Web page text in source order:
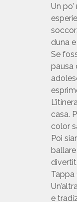
Un
duna e
Se
pausa
casa.
color
Poi
Tappa
e